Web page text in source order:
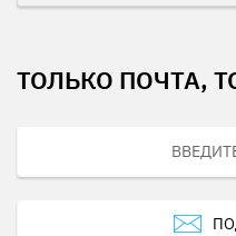
ТОЛЬКО ПОЧТА,